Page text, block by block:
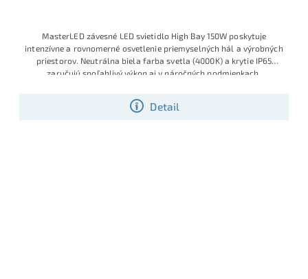
Detail
MasterLED závesné LED svietidlo High Bay 150W poskytuje
intenzívne a rovnomerné osvetlenie priemyselných hál a výrobných
priestorov. Neutrálna biela farba svetla (4000K) a krytie IP65
zaručujú spoľahlivý výkon aj v náročných podmienkach.